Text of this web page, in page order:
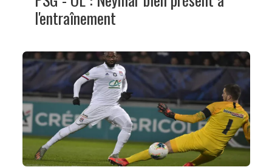
l'entraînement